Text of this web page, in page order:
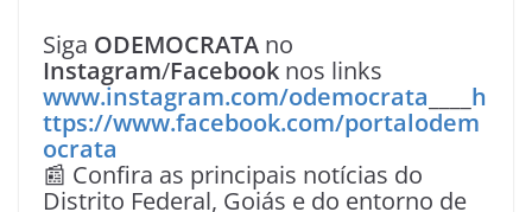
Siga ODEMOCRATA no
Instagram/Facebook nos links
www.instagram.com/odemocrata
h
ttps://www.facebook.com/portalodem
ocrata
📰 Confira as principais notícias do
Distrito Federal, Goiás e do entorno de